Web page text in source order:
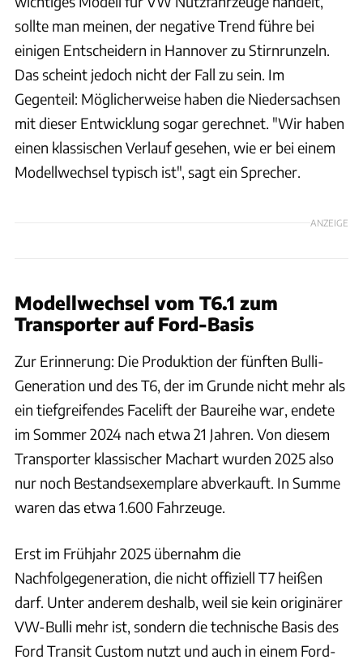
sollte man meinen, der negative Trend führe bei
einigen Entscheidern in Hannover zu Stirnrunzeln.
Das scheint jedoch nicht der Fall zu sein. Im
Gegenteil: Möglicherweise haben die Niedersachsen
mit dieser Entwicklung sogar gerechnet. "Wir haben
einen klassischen Verlauf gesehen, wie er bei einem
Modellwechsel typisch ist", sagt ein Sprecher.
ANZEIGE
Modellwechsel vom T6.1 zum
Transporter auf Ford-Basis
Zur Erinnerung: Die Produktion der fünften Bulli-
Generation und des T6, der im Grunde nicht mehr als
ein tiefgreifendes Facelift der Baureihe war, endete
im Sommer 2024 nach etwa 21 Jahren. Von diesem
Transporter klassischer Machart wurden 2025 also
nur noch Bestandsexemplare abverkauft. In Summe
waren das etwa 1.600 Fahrzeuge.
Erst im Frühjahr 2025 übernahm die
Nachfolgegeneration, die nicht offiziell T7 heißen
darf. Unter anderem deshalb, weil sie kein originärer
VW-Bulli mehr ist, sondern die technische Basis des
Ford Transit Custom nutzt und auch in einem Ford-